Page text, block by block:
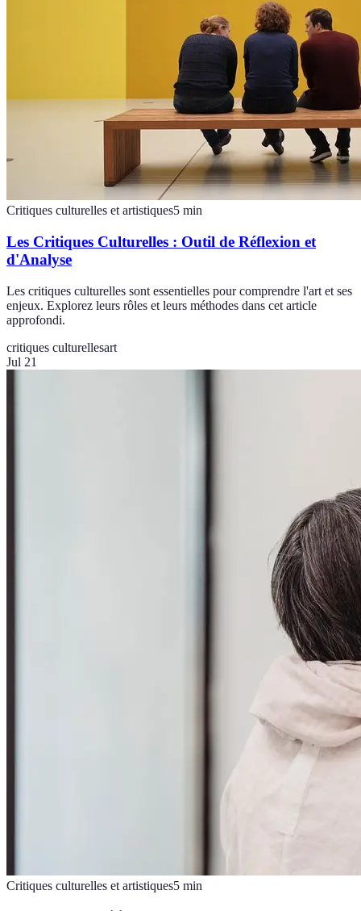
Critiques culturelles et artistiques5 min
Les Critiques Culturelles : Outil de Réflexion et
d'Analyse
Les critiques culturelles sont essentielles pour comprendre l'art et ses
enjeux. Explorez leurs rôles et leurs méthodes dans cet article
approfondi.
critiques culturellesart
Jul 21
Critiques culturelles et artistiques5 min